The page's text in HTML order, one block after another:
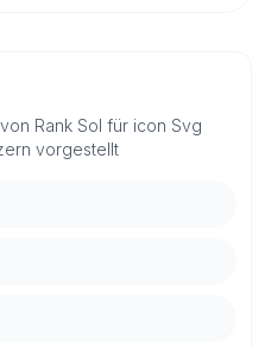
Rank Sol für icon Svg
vorgestellt